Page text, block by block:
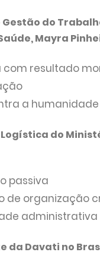
do
Mayra
com resultado
a humanidade
do
passiva
de organização
administrativa
da Davati no